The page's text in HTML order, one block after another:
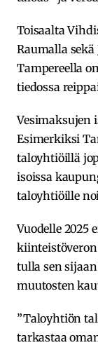
Toisaalta
Raumalla
Tampereella
tiedossa
Vesimaksujen
Esimerkiksi
taloyhtiöillä
isoissa
taloyhtiöille
Vuodelle 2025
tulla sen
muutosten
”Taloyhtiön
tarkastaa